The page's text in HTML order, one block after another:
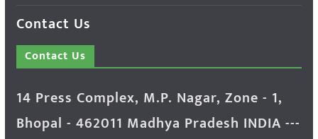
Contact Us
Contact Us
14 Press Complex, M.P. Nagar, Zone - 1,
Bhopal - 462011 Madhya Pradesh INDIA ---